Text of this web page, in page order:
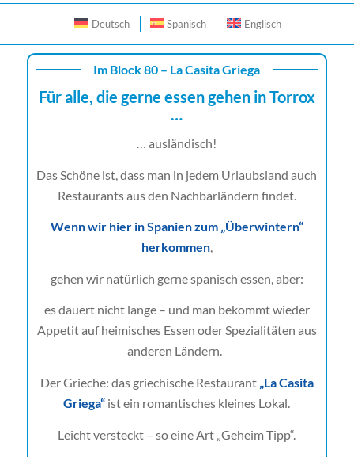
Deutsch Spanisch Englisch
Im Block 80 – La Casita Griega
Für alle, die gerne essen gehen in Torrox
…
… ausländisch!
Das Schöne ist, dass man in jedem Urlaubsland auch
Restaurants aus den Nachbarländern findet.
Wenn wir hier in Spanien zum „Überwintern“
herkommen,
gehen wir natürlich gerne spanisch essen, aber:
es dauert nicht lange – und man bekommt wieder
Appetit auf heimisches Essen oder Spezialitäten aus
anderen Ländern.
Der Grieche: das griechische Restaurant „La Casita
Griega“ ist ein romantisches kleines Lokal.
Leicht versteckt – so eine Art „Geheim Tipp“.